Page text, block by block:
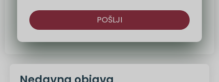
POŠLJI
Druga
možnost: